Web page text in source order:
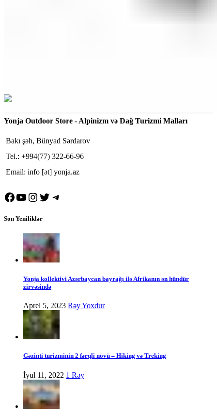
Yonja Outdoor Store - Alpinizm və Dağ Turizmi Malları
Bakı şəh, Bünyad Sərdarov
Tel.: +994(77) 322-66-96
Email: info [ət] yonja.az
Facebook
YouTube
Instagram
TwitterTelegram
Son Yeniliklər
Yonja kollektivi Azərbaycan bayrağı ilə Afrikanın ən hündür
zirvəsində
Aprel 5, 2023 Rəy Yoxdur
Gəzinti turizminin 2 fərqli növü – Hiking və Treking
İyul 11, 2022 1 Rəy